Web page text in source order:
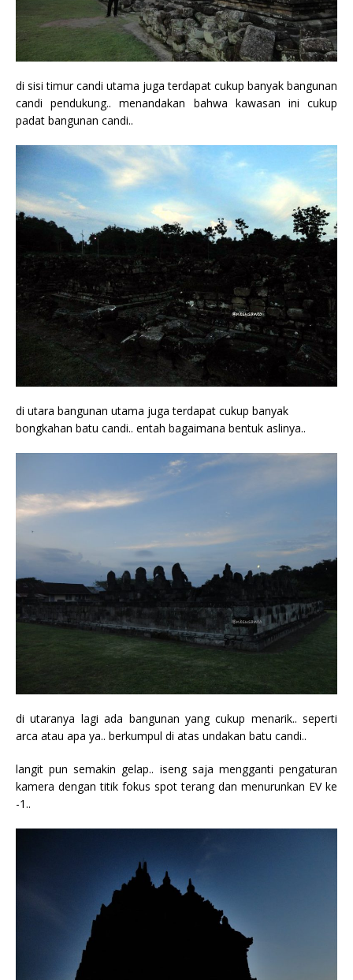
di sisi timur candi utama juga terdapat cukup banyak bangunan
candi pendukung.. menandakan bahwa kawasan ini cukup
padat bangunan candi..
di utara bangunan utama juga terdapat cukup banyak
bongkahan batu candi.. entah bagaimana bentuk aslinya..
di utaranya lagi ada bangunan yang cukup menarik.. seperti
arca atau apa ya.. berkumpul di atas undakan batu candi..
langit pun semakin gelap.. iseng saja mengganti pengaturan
kamera dengan titik fokus spot terang dan menurunkan EV ke
-1..